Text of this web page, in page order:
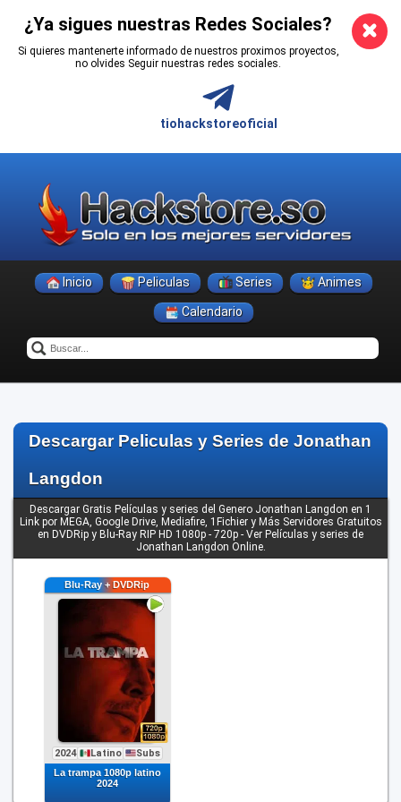
¿Ya sigues nuestras Redes Sociales?
Si quieres mantenerte informado de nuestros proximos proyectos,
no olvides Seguir nuestras redes sociales.
tiohackstoreoficial
Inicio Peliculas Series Animes
Calendario
Descargar Peliculas y Series de Jonathan
Langdon
Descargar Gratis Películas y series del Genero Jonathan Langdon en 1
Link por MEGA, Google Drive, Mediafire, 1Fichier y Más Servidores Gratuitos
en DVDRip y Blu-Ray RIP HD 1080p - 720p - Ver Películas y series de
Jonathan Langdon Online.
2024 Latino Subs
La trampa 1080p latino
2024